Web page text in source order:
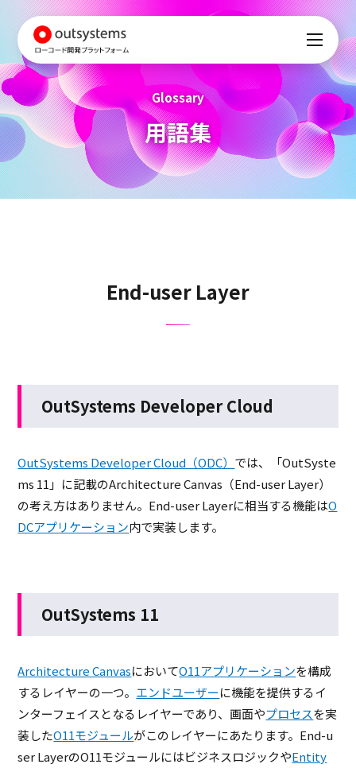
Glossary
用語集
End-user Layer
OutSystems Developer Cloud
OutSystems Developer Cloud（ODC） では、「OutSyste
ms 11」に記載のArchitecture Canvas（End-user Layer）
の考え方はありません。End-user Layerに相当する機能はO
DCアプリケーション内で実装します。
OutSystems 11
Architecture CanvasにおいてO11アプリケーションを構成
するレイヤーの一つ。 エンドユーザーに機能を提供するイ
ンターフェイスとなるレイヤーであり、画面やプロセスを実
装したO11モジュールがこのレイヤーにあたります。End-u
ser LayerのO11モジュールにはビジネスロジックやEntity